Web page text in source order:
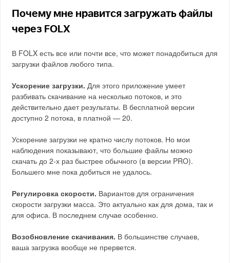
Почему мне нравится загружать файлы
через FOLX
В FOLX есть все или почти все, что может понадобиться для
загрузки файлов любого типа.
Ускорение загрузки. Для этого приложение умеет
разбивать скачивание на несколько потоков, и это
действительно дает результаты. В бесплатной версии
доступно 2 потока, в платной — 20.
Ускорение загрузки не кратно числу потоков. Но мои
наблюдения показывают, что большие файлы можно
скачать до 2-х раз быстрее обычного (в версии PRO).
Большего мне пока добиться не удалось.
Регулировка скорости. Вариантов для ограничения
скорости загрузки масса. Это актуально как для дома, так и
для офиса. В последнем случае особенно.
Возобновление скачивания. В большинстве случаев,
ваша загрузка вообще не прервется.